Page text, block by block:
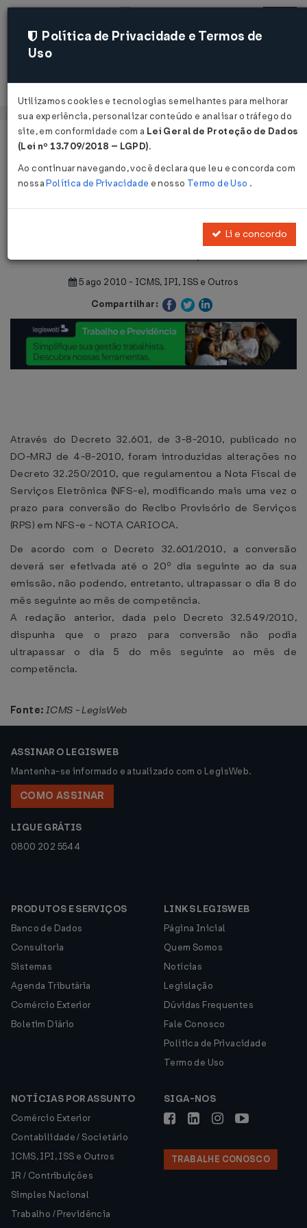
Acessar
Página Inicial
Notícias
Nota Carioca: conversão do RPS em
NFS-e tem novo prazo
5 ago 2010 - ICMS, IPI, ISS e Outros
Compartilhar:
Através do Decreto 32.601, de 3-8-2010, publicado no
DO-MRJ de 4-8-2010, foram introduzidas alterações no
Decreto 32.250/2010, que regulamentou a Nota Fiscal de
Serviços Eletrônica (NFS-e), modificando mais uma vez o
prazo para conversão do Recibo Provisório de Serviços
(RPS) em NFS-e - NOTA CARIOCA.
De acordo com o Decreto 32.601/2010, a conversão
deverá ser efetivada até o 20º dia seguinte ao da sua
emissão, não podendo, entretanto, ultrapassar o dia 8 do
mês seguinte ao mês de competência.
A redação anterior, dada pelo Decreto 32.549/2010,
dispunha que o prazo para conversão não podia
ultrapassar o dia 5 do mês seguinte ao mês de
competência.
Fonte: ICMS - LegisWeb
ASSINAR O LEGISWEB
Mantenha-se informado e atualizado com o LegisWeb.
COMO ASSINAR
LIGUE GRÁTIS
0800 202 5544
PRODUTOS E SERVIÇOS
Banco de Dados
Consultoria
Sistemas
Agenda Tributária
Comércio Exterior
Boletim Diário
LINKS LEGISWEB
Página Inicial
Quem Somos
Notícias
Legislação
Dúvidas Frequentes
Fale Conosco
Política de Privacidade
Termo de Uso
NOTÍCIAS POR ASSUNTO
Comércio Exterior
Contabilidade / Societário
ICMS, IPI, ISS e Outros
IR / Contribuições
Simples Nacional
Trabalho / Previdência
SIGA-NOS
TRABALHE CONOSCO
Política de Privacidade e Termos de
Uso
Utilizamos cookies e tecnologias semelhantes para melhorar
sua experiência, personalizar conteúdo e analisar o tráfego do
site, em conformidade com a Lei Geral de Proteção de Dados
(Lei nº 13.709/2018 – LGPD).
Ao continuar navegando, você declara que leu e concorda com
nossaPolítica de Privacidade e nosso Termo de Uso .
Li e concordo